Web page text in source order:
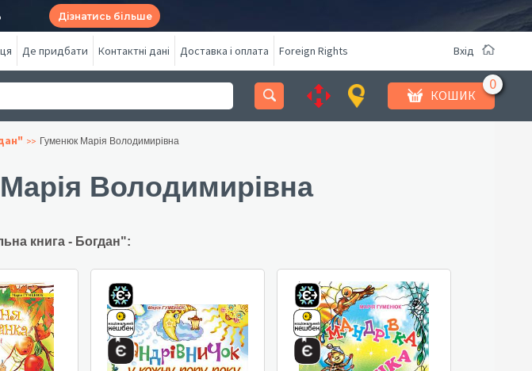
Дізнатись більше
Де придбати Контактні дані Доставка і оплата Foreign Rights Вхід
КОШИК
Гуменюк Марія Володимирівна
Володимирівна
книга - Богдан":